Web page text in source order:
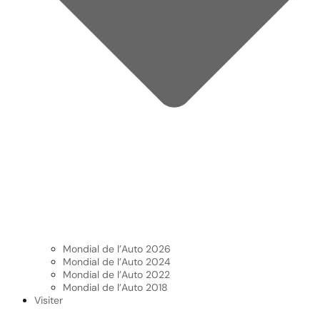
Mondial de l’Auto 2026
Mondial de l’Auto 2024
Mondial de l’Auto 2022
Mondial de l’Auto 2018
Visiter